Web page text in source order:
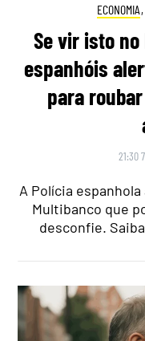
ECONOMIA,
Se vir isto
espanhóis
para
21:30
A Polícia
Multibanco que
desconfie.